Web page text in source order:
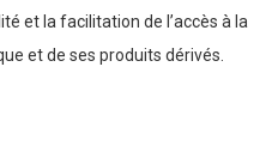
et la facilitation de l’accès à la
et de ses produits dérivés.